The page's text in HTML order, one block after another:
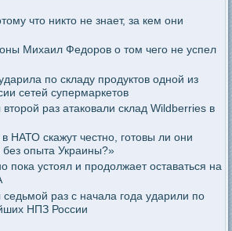
что никто не знает, за кем они
Михаил Федоров о том чего не успел
по складу продуктов одной из
сетей супермаркетов
раз атаковали склад Wildberries в
НАТО скажут честно, готовы ли они
без опыта Украины?»
устоял и продолжает оставаться на
раз с начала года ударили по
НПЗ России